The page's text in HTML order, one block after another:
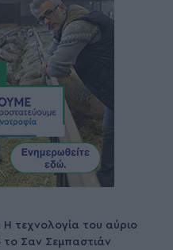
Η τεχνολογία του αύριο
Σαν Σεμπαστιάν